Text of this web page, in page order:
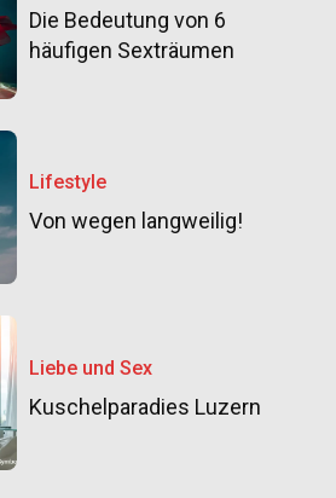
Die Bedeutung von 6
häufigen Sexträumen
Lifestyle
Von wegen langweilig!
Liebe und Sex
Kuschelparadies Luzern